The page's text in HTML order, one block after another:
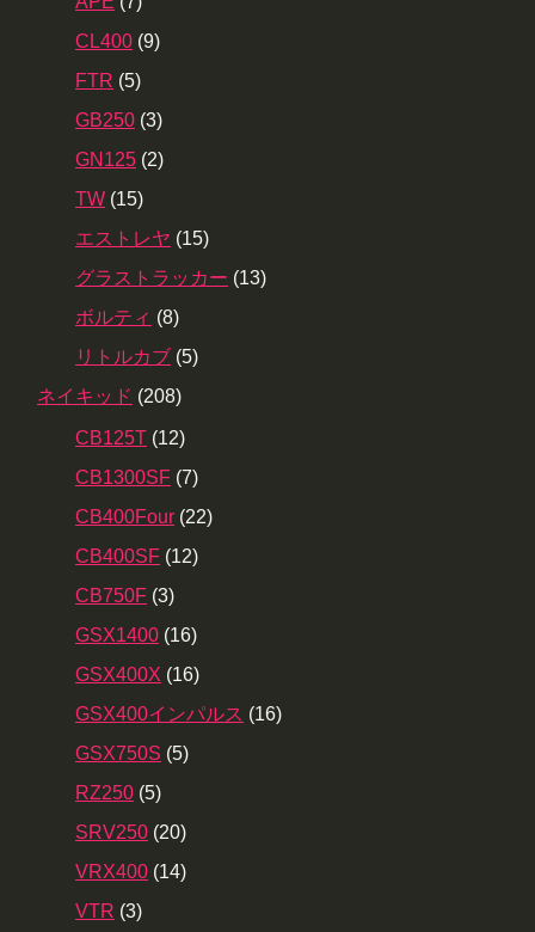
CL400 (9)
FTR (5)
GB250 (3)
GN125 (2)
TW (15)
エストレヤ (15)
グラストラッカー (13)
ボルティ (8)
リトルカブ (5)
ネイキッド (208)
CB125T (12)
CB1300SF (7)
CB400Four (22)
CB400SF (12)
CB750F (3)
GSX1400 (16)
GSX400X (16)
GSX400インパルス (16)
GSX750S (5)
RZ250 (5)
SRV250 (20)
VRX400 (14)
VTR (3)